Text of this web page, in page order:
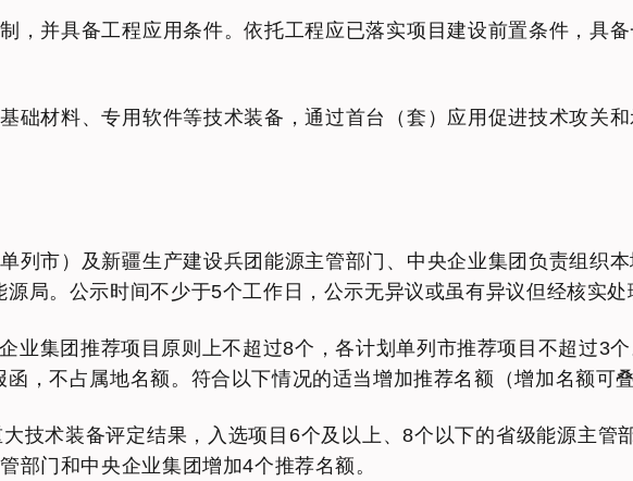
，并具备工程应用条件。依托工程应已落实项目建设前置条件，具
础材料、专用软件等技术装备，通过首台（套）应用促进技术攻关
列市）及新疆生产建设兵团能源主管部门、中央企业集团负责组织
局。公示时间不少于5个工作日，公示无异议或虽有异议但经核实处
业集团推荐项目原则上不超过8个，各计划单列市推荐项目不超过3
，不占属地名额。符合以下情况的适当增加推荐名额（增加名额可叠
技术装备评定结果，入选项目6个及以上、8个以下的省级能源主管
部门和中央企业集团增加4个推荐名额。